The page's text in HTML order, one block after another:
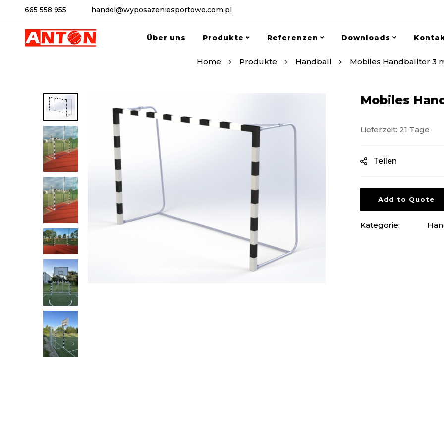
665 558 955 handel@wyposazeniesportowe.com.pl
Über uns Produkte Referenzen Downloads
Home Produkte Handball Mobiles Handballtor 3
Mobiles
Lieferzeit: 21 Tage
Teilen
Add to Quote
Kategorie: